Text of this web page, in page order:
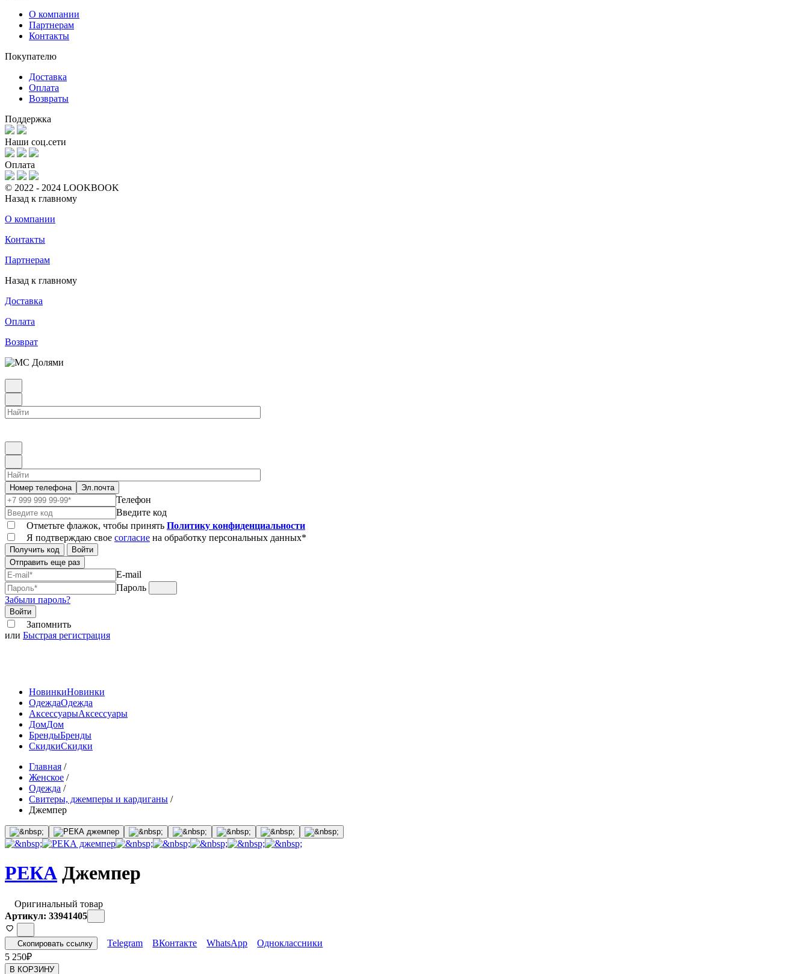
О компании
Партнерам
Контакты
Покупателю
Доставка
Оплата
Возвраты
Поддержка
Наши соц.сети
Оплата
© 2022 - 2024 LOOKBOOK
Назад к главному
О компании
Контакты
Партнерам
Назад к главному
Доставка
Оплата
Возврат
Номер телефона Эл.почта
Телефон
Введите код
Отметьте флажок, чтобы принять Политику конфиденциальности
Я подтверждаю свое согласие на обработку персональных данных*
Получить код
Войти
Отправить еще раз
E-mail
Пароль
Забыли пароль?
Войти
Запомнить
или Быстрая регистрация
НовинкиНовинки
ОдеждаОдежда
АксессуарыАксессуары
ДомДом
БрендыБренды
СкидкиСкидки
Главная /
Женское /
Одежда /
Свитеры, джемперы и кардиганы /
Джемпер
РЕКА Джемпер
Оригинальный товар
Артикул: 33941405
Скопировать ссылку Telegram ВКонтакте WhatsApp
Одноклассники
5 250₽
В КОРЗИНУ